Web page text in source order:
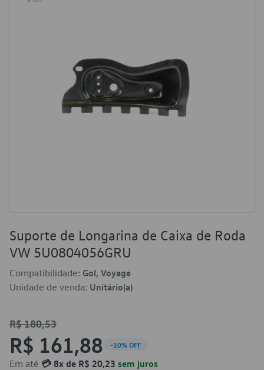
Suporte de Longarina de Caixa de Roda
VW 5U0804056GRU
Compatibilidade: Gol, Voyage
Unidade de venda: Unitário(a)
R$ 180,53
R$ 161,88 -10% OFF
Em até 💳 8x de R$ 20,23 sem juros